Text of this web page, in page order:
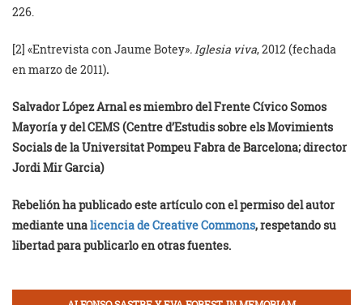
226.
[2] «Entrevista con Jaume Botey». Iglesia viva, 2012 (fechada
en marzo de 2011).
Salvador López Arnal es miembro del Frente Cívico Somos
Mayoría y del CEMS (Centre d’Estudis sobre els Movimients
Socials de la Universitat Pompeu Fabra de Barcelona; director
Jordi Mir Garcia)
Rebelión ha publicado este artículo con el permiso del autor
mediante unalicencia de Creative Commons, respetando su
libertad para publicarlo en otras fuentes.